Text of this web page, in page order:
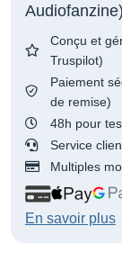
Audiofanzine)
Conçu et
Truspilot)
Paiement
de remise)
48h pour
Service
Multiples
En savoir plus